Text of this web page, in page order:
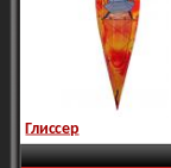
Глиссер